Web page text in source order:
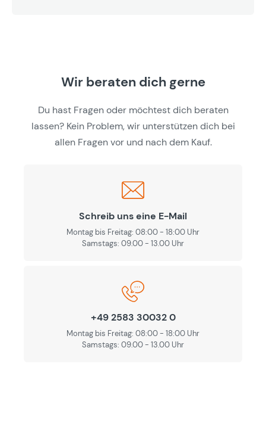
Wir beraten dich gerne
Du hast Fragen oder möchtest dich beraten
lassen? Kein Problem, wir unterstützen dich bei
allen Fragen vor und nach dem Kauf.
Schreib uns eine E-Mail
Montag bis Freitag: 08:00 - 18:00 Uhr
Samstags: 09.00 - 13.00 Uhr
+49 2583 30032 0
Montag bis Freitag: 08:00 - 18:00 Uhr
Samstags: 09.00 - 13.00 Uhr